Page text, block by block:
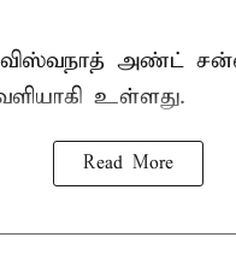
விஸ்வநாத் அண்ட்
உள்ளது.
Read More